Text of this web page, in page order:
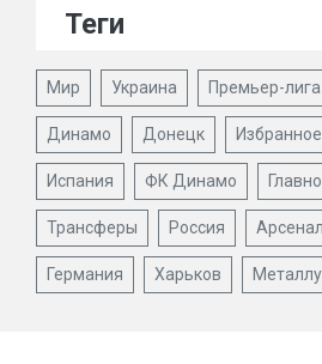
Теги
Мир Украина Премьер-лига
Динамо Донецк Избранное
Испания ФК Динамо
Трансферы Россия Арсенал
Германия Харьков